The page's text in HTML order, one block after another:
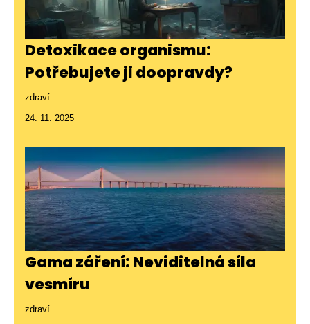
Detoxikace organismu:
Potřebujete ji doopravdy?
zdraví
24. 11. 2025
Gama záření: Neviditelná síla
vesmíru
zdraví